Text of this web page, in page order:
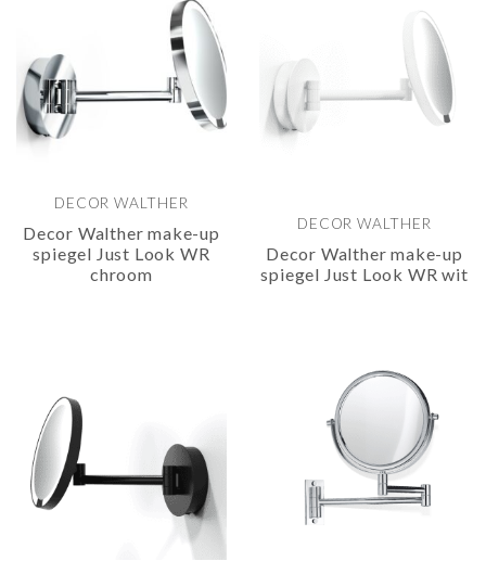
DECOR WALTHER
Decor Walther make-up
spiegel Just Look WR
chroom
DECOR WALTHER
Decor Walther make-up
spiegel Just Look WR wit